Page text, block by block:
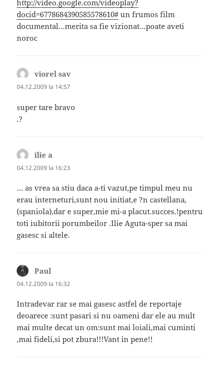
http://video.google.com/videoplay?
docid=6778684390585578610# un frumos film
documental…merita sa fie vizionat…poate aveti
noroc
viorel sav
04.12.2009 la 14:57
super tare bravo
.?
ilie a
04.12.2009 la 16:23
… as vrea sa stiu daca a-ti vazut,pe timpul meu nu
erau interneturi,sunt nou initiat,e ?n castellana,
(spaniola),dar e super,mie mi-a placut.succes.!pentru
toti iubitorii porumbeilor .Ilie Aguta-sper sa mai
gasesc si altele.
Paul
04.12.2009 la 16:32
Intradevar rar se mai gasesc astfel de reportaje
deoarece :sunt pasari si nu oameni dar ele au mult
mai multe decat un om:sunt mai loiali,mai cuminti
,mai fideli,si pot zbura!!!Vant in pene!!